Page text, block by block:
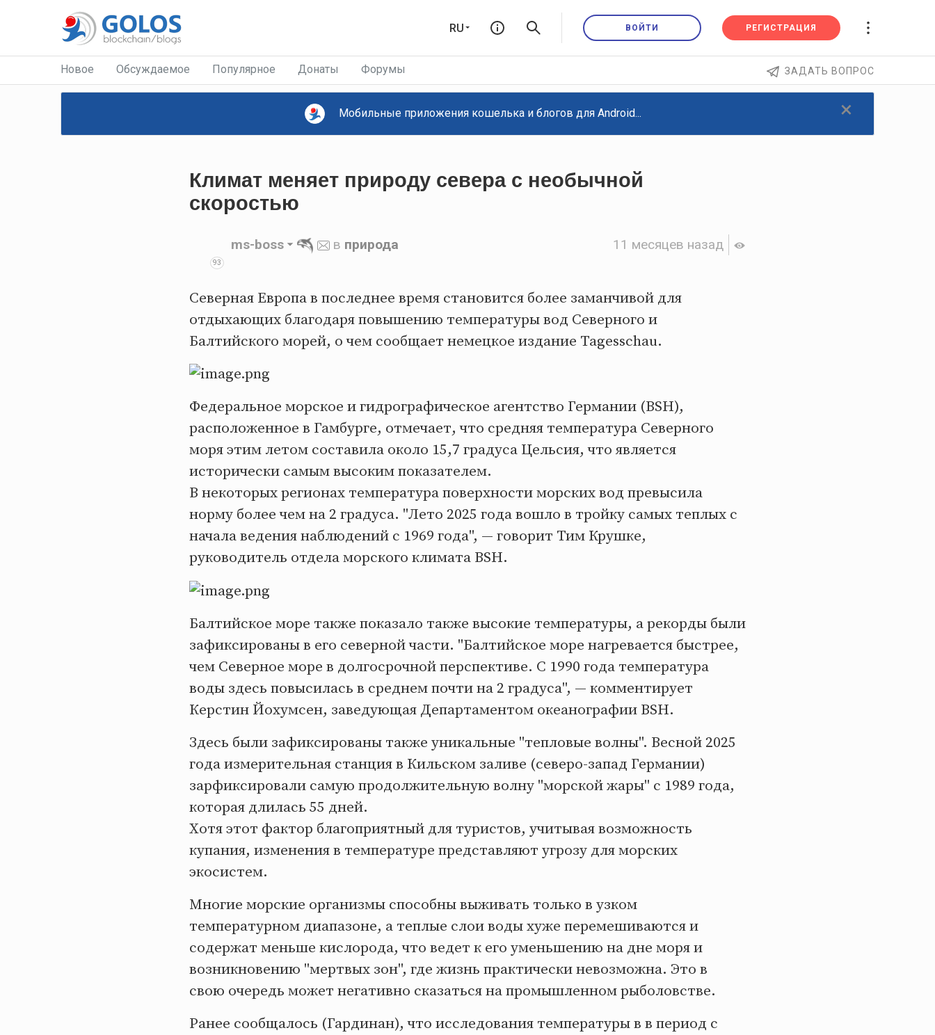
RU ВОЙТИ РЕГИСТРАЦИЯ
ЗАДАТЬ ВОПРОС
Новое Обсуждаемое Популярное Донаты Форумы
×
Мобильные приложения кошелька и блогов для Android...
Климат меняет природу севера с необычной
скоростью
11 месяцев назад
93
ms-boss в природа
Северная Европа в последнее время становится более заманчивой для
отдыхающих благодаря повышению температуры вод Северного и
Балтийского морей, о чем сообщает немецкое издание Tagesschau.
Федеральное морское и гидрографическое агентство Германии (BSH),
расположенное в Гамбурге, отмечает, что средняя температура Северного
моря этим летом составила около 15,7 градуса Цельсия, что является
исторически самым высоким показателем.
В некоторых регионах температура поверхности морских вод превысила
норму более чем на 2 градуса. "Лето 2025 года вошло в тройку самых теплых с
начала ведения наблюдений с 1969 года", — говорит Тим Крушке,
руководитель отдела морского климата BSH.
Балтийское море также показало также высокие температуры, а рекорды были
зафиксированы в его северной части. "Балтийское море нагревается быстрее,
чем Северное море в долгосрочной перспективе. С 1990 года температура
воды здесь повысилась в среднем почти на 2 градуса", — комментирует
Керстин Йохумсен, заведующая Департаментом океанографии BSH.
Здесь были зафиксированы также уникальные "тепловые волны". Весной 2025
года измерительная станция в Кильском заливе (северо-запад Германии)
зарфиксировали самую продолжительную волну "морской жары" с 1989 года,
которая длилась 55 дней.
Хотя этот фактор благоприятный для туристов, учитывая возможность
купания, изменения в температуре представляют угрозу для морских
экосистем.
Многие морские организмы способны выживать только в узком
температурном диапазоне, а теплые слои воды хуже перемешиваются и
содержат меньше кислорода, что ведет к его уменьшению на дне моря и
возникновению "мертвых зон", где жизнь практически невозможна. Это в
свою очередь может негативно сказаться на промышленном рыболовстве.
Ранее сообщалось (Гардинан), что исследования температуры в в период с